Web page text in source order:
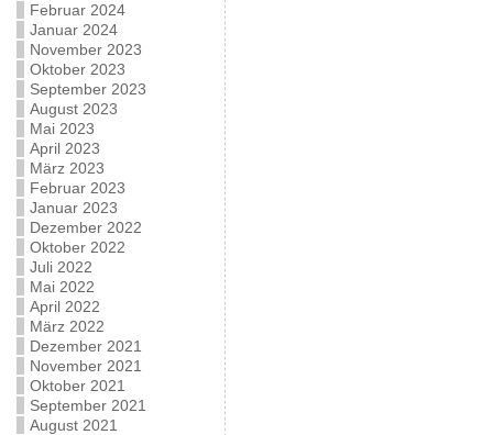
Februar 2024
Januar 2024
November 2023
Oktober 2023
September 2023
August 2023
Mai 2023
April 2023
März 2023
Februar 2023
Januar 2023
Dezember 2022
Oktober 2022
Juli 2022
Mai 2022
April 2022
März 2022
Dezember 2021
November 2021
Oktober 2021
September 2021
August 2021